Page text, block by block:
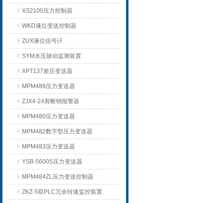
XS2100压力控制器
WKD液位变送控制器
ZUX液位信号计
SYM水压脉动监测装置
XPT137差压变送器
MPM489压力变送器
ZJX4-24剪断销报警器
MPM480压力变送器
MPM482数字型压力变送器
MPM483压力变送器
YSB-5600S压力变送器
MPM484ZL压力变送控制器
ZKZ-5双PLC冗余转速监控装置